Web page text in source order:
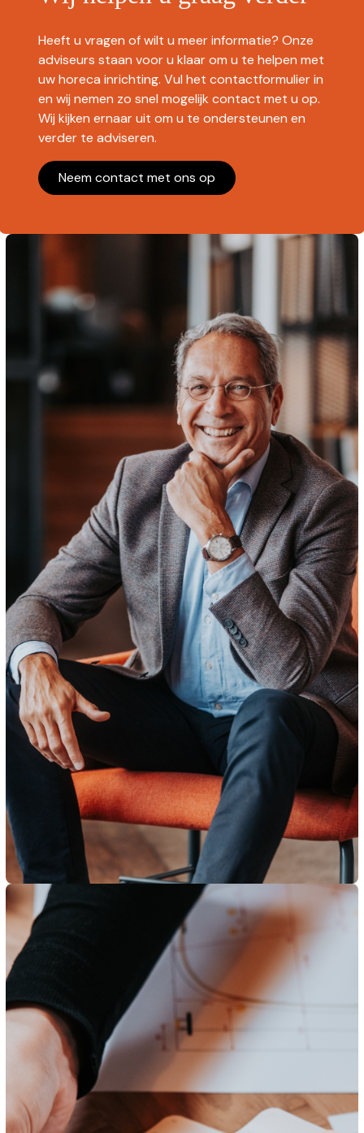
Heeft u vragen of wilt u meer informatie? Onze
adviseurs staan voor u klaar om u te helpen met
uw horeca inrichting. Vul het contactformulier in
en wij nemen zo snel mogelijk contact met u op.
Wij kijken ernaar uit om u te ondersteunen en
verder te adviseren.
Neem contact met ons op